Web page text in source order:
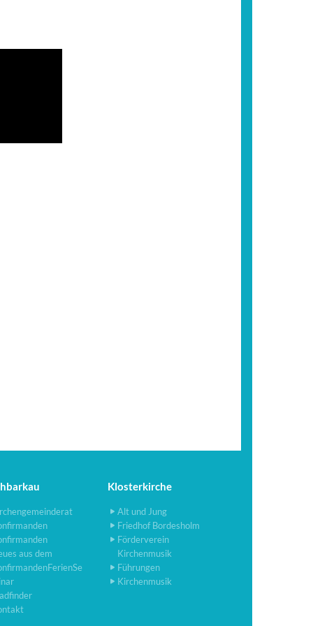
aus dem
Klosterkirche
Alt und Jung
Friedhof Bordesholm
Förderverein
Kirchenmusik
Führungen
Kirchenmusik